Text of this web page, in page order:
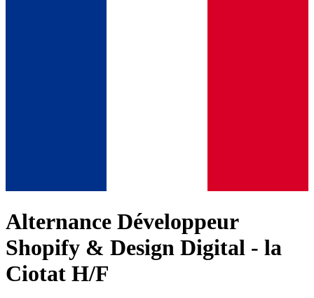
Alternance Développeur
Shopify & Design Digital - la
Ciotat H/F